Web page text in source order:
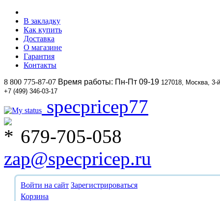
В закладку
Как купить
Доставка
О магазине
Гарантия
Контакты
8 800 775-87-07 Время работы: Пн-Пт 09-19 127018, Москва,
+7 (499) 346-03-17
specpricep77
679-705-058
zap@specpricep.ru
Войти на сайт Зарегистрироваться
Корзина